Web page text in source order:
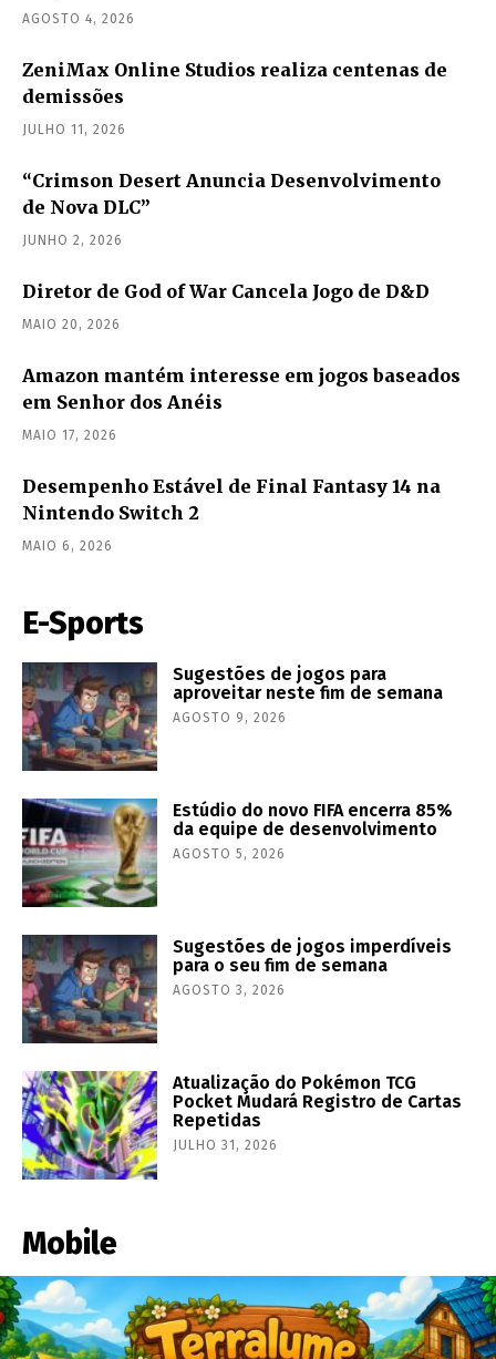
AGOSTO 4, 2026
ZeniMax Online Studios realiza centenas de
demissões
JULHO 11, 2026
“Crimson Desert Anuncia Desenvolvimento
de Nova DLC”
JUNHO 2, 2026
Diretor de God of War Cancela Jogo de D&D
MAIO 20, 2026
Amazon mantém interesse em jogos baseados
em Senhor dos Anéis
MAIO 17, 2026
Desempenho Estável de Final Fantasy 14 na
Nintendo Switch 2
MAIO 6, 2026
E-Sports
Sugestões de jogos para
aproveitar neste fim de semana
AGOSTO 9, 2026
Estúdio do novo FIFA encerra 85%
da equipe de desenvolvimento
AGOSTO 5, 2026
Sugestões de jogos imperdíveis
para o seu fim de semana
AGOSTO 3, 2026
Atualização do Pokémon TCG
Pocket Mudará Registro de Cartas
Repetidas
JULHO 31, 2026
Mobile